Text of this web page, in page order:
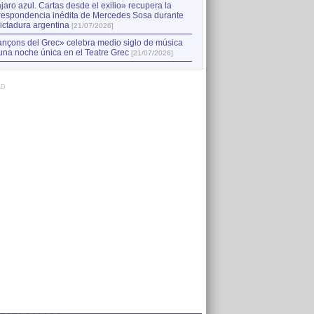
azul. Cartas desde el exilio» recupera la
inédita de Mercedes Sosa durante
argentina [21/07/2026]
del Grec» celebra medio siglo de música
noche única en el Teatre Grec [21/07/2026]